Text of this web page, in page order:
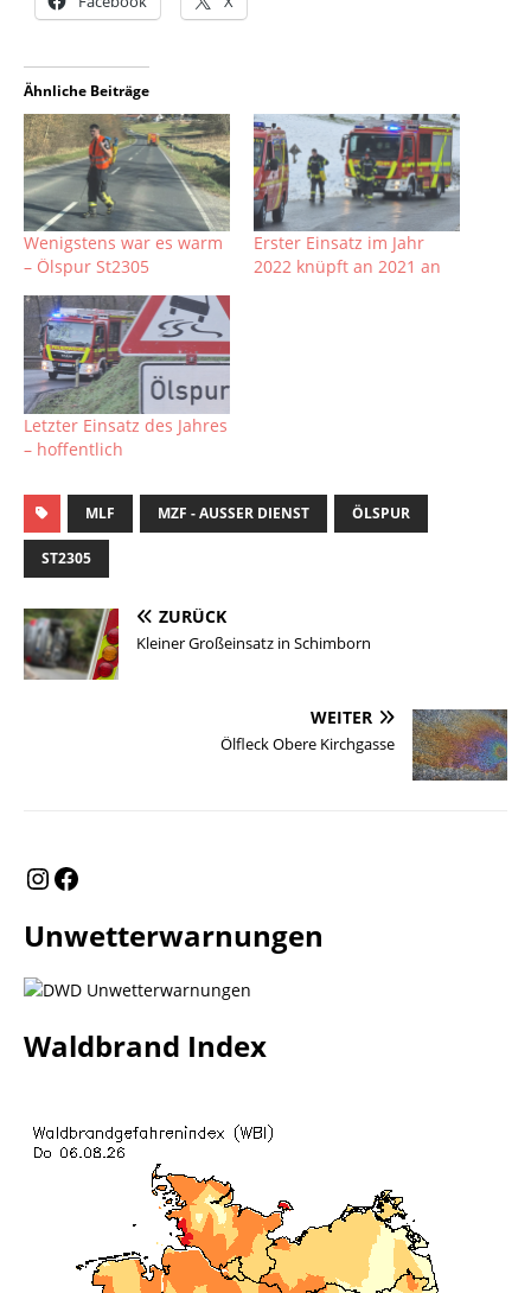
Ähnliche Beiträge
Wenigstens war es warm
– Ölspur St2305
Erster Einsatz im Jahr
2022 knüpft an 2021 an
Letzter Einsatz des Jahres
– hoffentlich
MLF MZF - AUSSER DIENST ÖLSPUR
ST2305
ZURÜCK
Kleiner Großeinsatz in Schimborn
WEITER
Ölfleck Obere Kirchgasse
Unwetterwarnungen
Waldbrand Index